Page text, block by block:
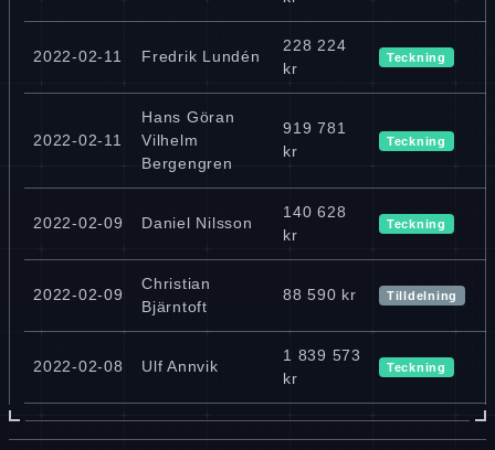
2022-02-11 Fredrik Lundén
228 224
kr
Teckning
2022-02-11
Hans Göran
Vilhelm
Bergengren
919 781
kr
Teckning
2022-02-09 Daniel Nilsson
140 628
kr
Teckning
2022-02-09
Christian
Bjärntoft
88 590 kr Tilldelning
2022-02-08 Ulf Annvik
1 839 573
kr
Teckning